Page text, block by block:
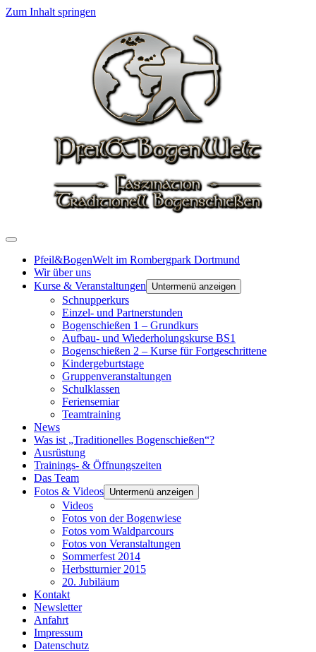
Zum Inhalt springen
Pfeil&BogenWelt im Rombergpark Dortmund
Wir über uns
Kurse & Veranstaltungen
Untermenü anzeigen
Schnupperkurs
Einzel- und Partnerstunden
Bogenschießen 1 – Grundkurs
Aufbau- und Wiederholungskurse BS1
Bogenschießen 2 – Kurse für Fortgeschrittene
Kindergeburtstage
Gruppenveranstaltungen
Schulklassen
Feriensemiar
Teamtraining
News
Was ist „Traditionelles Bogenschießen“?
Ausrüstung
Trainings- & Öffnungszeiten
Das Team
Fotos & Videos Untermenü anzeigen
Videos
Fotos von der Bogenwiese
Fotos vom Waldparcours
Fotos von Veranstaltungen
Sommerfest 2014
Herbstturnier 2015
20. Jubiläum
Kontakt
Newsletter
Anfahrt
Impressum
Datenschutz